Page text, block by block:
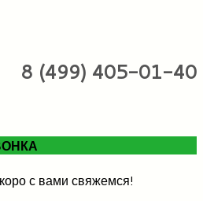
8 (499) 405-01-40
с вами свяжемся!